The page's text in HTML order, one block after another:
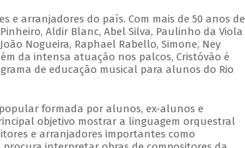
e arranjadores do país. Com mais de 50 anos de
Aldir Blanc, Abel Silva, Paulinho da Viola
Nogueira, Raphael Rabello, Simone, Ney
da intensa atuação nos palcos, Cristóvão é
de educação musical para alunos do Rio
formada por alunos, ex-alunos e
objetivo mostrar a linguagem orquestral
e arranjadores importantes como